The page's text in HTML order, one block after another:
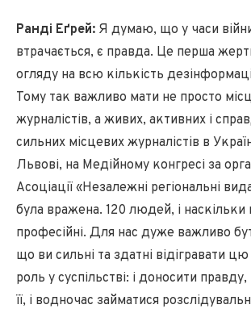
Ранді Еґрей: Я думаю, що у часи
втрачається, є правда. Це перша
огляду на всю кількість
Тому так важливо мати не просто
журналістів, а живих, активних і
сильних місцевих журналістів в
Львові, на Медійному конгресі за
Асоціації «Незалежні регіональні
була вражена. 120 людей, і наскільки
професійні. Для нас дуже важливо
що ви сильні та здатні відігравати
роль у суспільстві: і доносити
її, і водночас займатися